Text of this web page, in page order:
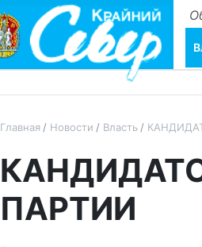
Главная Новости Власть
ПАРТИИ